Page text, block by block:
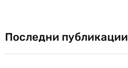
Последни публикации